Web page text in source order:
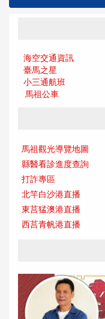
海空交通資訊
臺馬之星
小三通航班
馬祖公車
馬祖觀光導覽地圖
縣醫看診進度查詢
打詐專區
北竿白沙港直播
東莒猛澳港直播
西莒青帆港直播